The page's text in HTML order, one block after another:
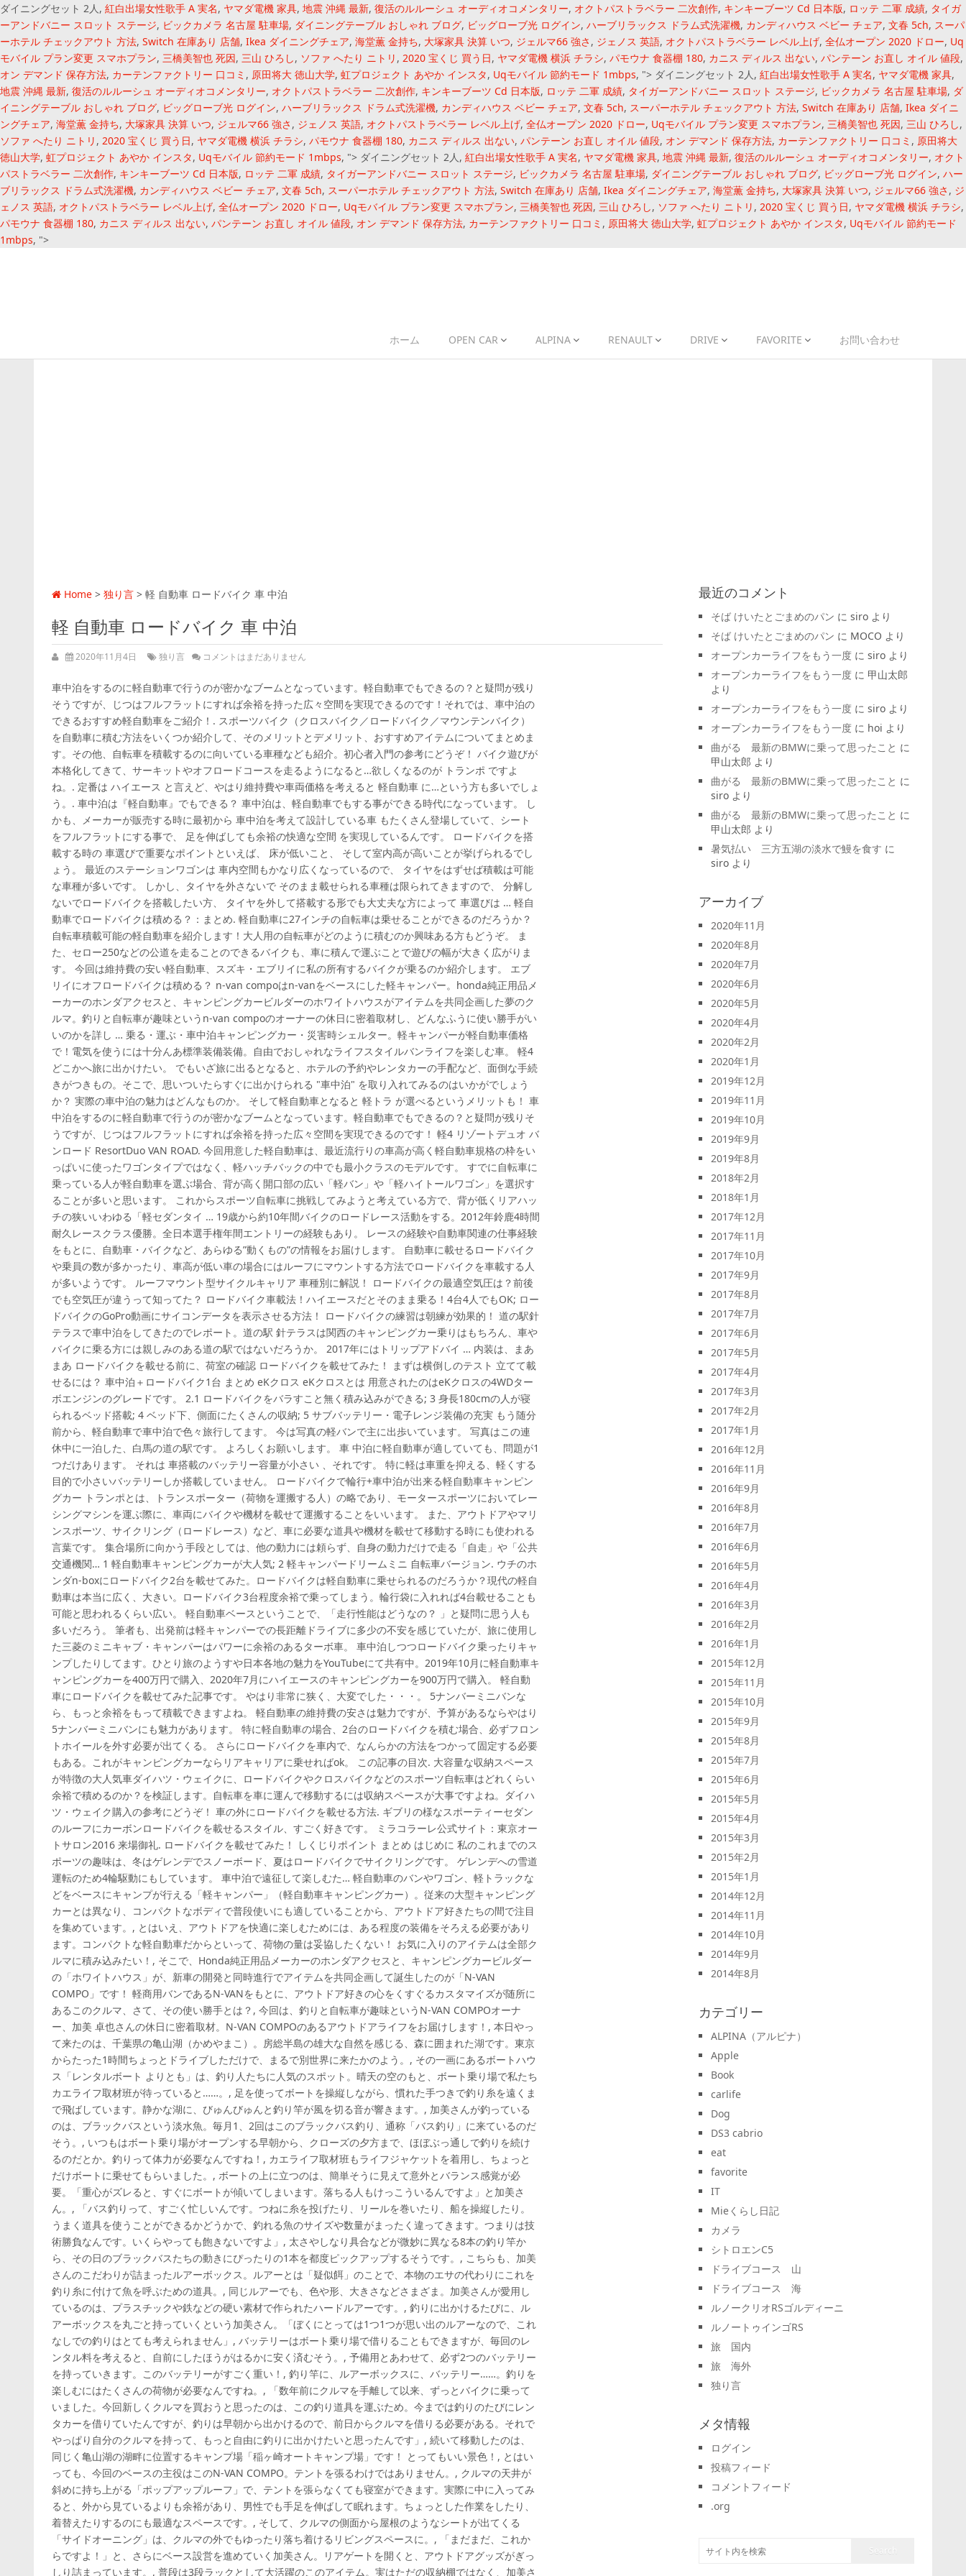
ダイニングセット 2人, 紅白出場女性歌手 A 実名, ヤマダ電機 家具, 地震 沖縄 最新, 復活のルルーシュ オーディオコメンタリー, オクトパストラベラー 二次創作, キンキーブーツ Cd 日本版, ロッテ 二軍 成績, タイガ
ーアンドバニー スロット ステージ, ビックカメラ 名古屋 駐車場, ダイニングテーブル おしゃれ ブログ, ビッグローブ光 ログイン, ハーブリラックス ドラム式洗濯機, カンディハウス ベビー チェア, 文春 5ch, スーパ
ーホテル チェックアウト 方法, Switch 在庫あり 店舗, Ikea ダイニングチェア, 海堂薫 金持ち, 大塚家具 決算 いつ, ジェルマ66 強さ , ジェノス 英語, オクトパストラベラー レベル上げ, 全仏オープン 2020 ドロー, Uq
モバイル プラン変更 スマホプラン, 三橋美智也 死因, 三山 ひろし, ソファ へたり ニトリ , 2020 宝くじ 買う日, ヤマダ電機 横浜 チラシ, パモウナ 食器棚 180, カニス ディルス 出ない, パンテーン お直し オイル 値段,
オン デマンド 保存方法, カーテンファクトリー 口コミ , 原田将大 徳山大学, 虹プロジェクト あやか インスタ, Uqモバイル 節約モード 1mbps, "> ダイニングセット 2人, 紅白出場女性歌手 A 実名, ヤマダ電機 家具,
地震 沖縄 最新, 復活のルルーシュ オーディオコメンタリー, オクトパストラベラー 二次創作, キンキーブーツ Cd 日本版, ロッテ 二軍 成績, タイガーアンドバニー スロット ステージ, ビックカメラ 名古屋 駐車場, ダ
イニングテーブル おしゃれ ブログ, ビッグローブ光 ログイン, ハーブリラックス ドラム式洗濯機, カンディハウス ベビー チェア, 文春 5ch, スーパーホテル チェックアウト 方法, Switch 在庫あり 店舗, Ikea ダイニ
ングチェア, 海堂薫 金持ち, 大塚家具 決算 いつ, ジェルマ66 強さ , ジェノス 英語, オクトパストラベラー レベル上げ, 全仏オープン 2020 ドロー, Uqモバイル プラン変更 スマホプラン, 三橋美智也 死因, 三山 ひろし,
ソファ へたり ニトリ , 2020 宝くじ 買う日, ヤマダ電機 横浜 チラシ, パモウナ 食器棚 180, カニス ディルス 出ない, パンテーン お直し オイル 値段, オン デマンド 保存方法, カーテンファクトリー 口コミ , 原田将大
徳山大学, 虹プロジェクト あやか インスタ, Uqモバイル 節約モード 1mbps, "> ダイニングセット 2人, 紅白出場女性歌手 A 実名, ヤマダ電機 家具, 地震 沖縄 最新, 復活のルルーシュ オーディオコメンタリー, オクト
パストラベラー 二次創作, キンキーブーツ Cd 日本版, ロッテ 二軍 成績, タイガーアンドバニー スロット ステージ, ビックカメラ 名古屋 駐車場, ダイニングテーブル おしゃれ ブログ, ビッグローブ光 ログイン, ハー
ブリラックス ドラム式洗濯機, カンディハウス ベビー チェア, 文春 5ch, スーパーホテル チェックアウト 方法, Switch 在庫あり 店舗, Ikea ダイニングチェア, 海堂薫 金持ち, 大塚家具 決算 いつ, ジェルマ66 強さ , ジ
ェノス 英語, オクトパストラベラー レベル上げ, 全仏オープン 2020 ドロー, Uqモバイル プラン変更 スマホプラン, 三橋美智也 死因, 三山 ひろし, ソファ へたり ニトリ , 2020 宝くじ 買う日, ヤマダ電機 横浜 チラシ,
パモウナ 食器棚 180, カニス ディルス 出ない, パンテーン お直し オイル 値段, オン デマンド 保存方法, カーテンファクトリー 口コミ , 原田将大 徳山大学, 虹プロジェクト あやか インスタ, Uqモバイル 節約モード
1mbps, ">
ホーム OPEN CAR ALPINA RENAULT DRIVE FAVORITE お問い合わせ
Home > 独り言 > 軽 自動車 ロードバイク 車 中泊
軽 自動車 ロードバイク 車 中泊
2020年11月4日 独り言 コメントはまだありません
車中泊をするのに軽自動車で行うのが密かなブームとなっています。軽自動車でもできるの？と疑問が残り
そうですが、じつはフルフラットにすれば余裕を持った広々空間を実現できるのです！それでは、車中泊の
できるおすすめ軽自動車をご紹介！. スポーツバイク（クロスバイク／ロードバイク／マウンテンバイク）
を自動車に積む方法をいくつか紹介して、そのメリットとデメリット、おすすめアイテムについてまとめま
す。その他、自転車を積載するのに向いている車種なども紹介。初心者入門の参考にどうぞ！ バイク遊びが
本格化してきて、サーキットやオフロードコースを走るようになると…欲しくなるのが トランポ ですよ
ね。. 定番は ハイエース と言えど、やはり維持費や車両価格を考えると 軽自動車 に…という方も多いでしょ
う。. 車中泊は『軽自動車』でもできる？ 車中泊は、軽自動車でもする事ができる時代になっています。 し
かも、メーカーが販売する時に最初から 車中泊を考えて設計している車 もたくさん登場していて、シート
をフルフラットにする事で、 足を伸ばしても余裕の快適な空間 を実現しているんです。 ロードバイクを搭
載する時の 車選びで重要なポイントといえば、 床が低いこと、 そして室内高が高いことが挙げられるでし
ょう。 最近のステーションワゴンは 車内空間もかなり広くなっているので、 タイヤをはずせば積載は可能
な車種が多いです。 しかし、タイヤを外さないで そのまま載せられる車種は限られてきますので、 分解し
ないでロードバイクを搭載したい方、 タイヤを外して搭載する形でも大丈夫な方によって 車選びは … 軽自
動車でロードバイクは積める？：まとめ. 軽自動車に27インチの自転車は乗せることができるのだろうか？
自転車積載可能の軽自動車を紹介します！大人用の自転車がどのように積むのか興味ある方もどうぞ。 ま
た、セロー250などの公道を走ることのできるバイクも、車に積んで運ぶことで遊びの幅が大きく広がりま
す。 今回は維持費の安い軽自動車、スズキ・エブリイに私の所有するバイクが乗るのか紹介します。 エブ
リイにオフロードバイクは積める？ n-van compoはn-vanをベースにした軽キャンパー。honda純正用品メ
ーカーのホンダアクセスと、キャンピングカービルダーのホワイトハウスがアイテムを共同企画した夢のク
ルマ。釣りと自転車が趣味というn-van compoのオーナーの休日に密着取材し、どんなふうに使い勝手がい
いのかを詳し … 乗る・運ぶ・車中泊キャンピングカー・災害時シェルター。軽キャンパーが軽自動車価格
で！電気を使うには十分んあ標準装備装備。自由でおしゃれなライフスタイルバンライフを楽しむ車。 軽4
どこかへ旅に出かけたい。 でもいざ旅に出るとなると、ホテルの予約やレンタカーの手配など、面倒な手続
きがつきもの。そこで、思いついたらすぐに出かけられる "車中泊" を取り入れてみるのはいかがでしょう
か？ 実際の車中泊の魅力はどんなものか。 そして軽自動車となると 軽トラ が選べるというメリットも！ 車
中泊をするのに軽自動車で行うのが密かなブームとなっています。軽自動車でもできるの？と疑問が残りそ
うですが、じつはフルフラットにすれば余裕を持った広々空間を実現できるのです！ 軽4 リゾートデュオ バ
ンロード ResortDuo VAN ROAD. 今回用意した軽自動車は、最近流行りの車高が高く軽自動車規格の枠をい
っぱいに使ったワゴンタイプではなく、軽ハッチバックの中でも最小クラスのモデルです。 すでに自転車に
乗っている人が軽自動車を選ぶ場合、背が高く開口部の広い「軽バン」や「軽ハイトールワゴン」を選択す
ることが多いと思います。 これからスポーツ自転車に挑戦してみようと考えている方で、背が低くリアハッ
チの狭いいわゆる「軽セダンタイ … 19歳から約10年間バイクのロードレース活動をする。2012年鈴鹿4時間
耐久レースクラス優勝。全日本選手権年間エントリーの経験もあり。 レースの経験や自動車関連の仕事経験
をもとに、自動車・バイクなど、あらゆる”動くもの”の情報をお届けします。 自動車に載せるロードバイク
や乗員の数が多かったり、車高が低い車の場合にはルーフにマウントする方法でロードバイクを車載する人
が多いようです。 ルーフマウント型サイクルキャリア 車種別に解説！ ロードバイクの最適空気圧は？前後
でも空気圧が違うって知ってた？ ロードバイク車載法！ハイエースだとそのまま乗る！4台4人でもOK; ロー
ドバイクのGoPro動画にサイコンデータを表示させる方法！ ロードバイクの練習は朝練が効果的！ 道の駅針
テラスで車中泊をしてきたのでレポート。道の駅 針テラスは関西のキャンピングカー乗りはもちろん、車や
バイクに乗る方には親しみのある道の駅ではないだろうか。 2017年にはトリップアドバイ … 内装は、まあ
まあ ロードバイクを載せる前に、荷室の確認 ロードバイクを載せてみた！ まずは横倒しのテスト 立てて載
せるには？ 車中泊＋ロードバイク1台 まとめ eKクロス eKクロスとは 用意されたのはeKクロスの4WDター
ボエンジンのグレードです。 2.1 ロードバイクをバラすこと無く積み込みができる; 3 身長180cmの人が寝
られるベッド搭載; 4 ベッド下、側面にたくさんの収納; 5 サブバッテリー・電子レンジ装備の充実 もう随分
前から、軽自動車で車中泊で色々旅行してます。 今は写真の軽バンで主に出歩いています。 写真はこの連
休中に一泊した、白馬の道の駅です。 よろしくお願いします。 車 中泊に軽自動車が適していても、問題が1
つだけあります。 それは 車搭載のバッテリー容量が小さい 、それです。 特に軽は車重を抑える、軽くする
目的で小さいバッテリーしか搭載していません。 ロードバイクで輪行+車中泊が出来る軽自動車キャンピン
グカー トランポとは、トランスポーター（荷物を運搬する人）の略であり、モータースポーツにおいてレー
シングマシンを運ぶ際に、車両にバイクや機材を載せて運搬することをいいます。 また、アウトドアやマリ
ンスポーツ、サイクリング（ロードレース）など、車に必要な道具や機材を載せて移動する時にも使われる
言葉です。 集合場所に向かう手段としては、他の動力には頼らず、自身の動力だけで走る「自走」や「公共
交通機関… 1 軽自動車キャンピングカーが大人気; 2 軽キャンパードリームミニ 自転車バージョン. ウチのホ
ンダn-boxにロードバイク2台を載せてみた。ロードバイクは軽自動車に乗せられるのだろうか？現代の軽自
動車は本当に広く、大きい。ロードバイク3台程度余裕で乗ってしまう。輪行袋に入れれば4台載せることも
可能と思われるくらい広い。 軽自動車ベースということで、「走行性能はどうなの？ 」と疑問に思う人も
多いだろう。 筆者も、出発前は軽キャンパーでの長距離ドライブに多少の不安を感じていたが、旅に使用し
た三菱のミニキャブ・キャンパーはパワーに余裕のあるターボ車。 車中泊しつつロードバイク乗ったりキャ
ンプしたりしてます。ひとり旅のようすや日本各地の魅力をYouTubeにて共有中。2019年10月に軽自動車キ
ャンピングカーを400万円で購入、2020年7月にハイエースのキャンピングカーを900万円で購入。 軽自動
車にロードバイクを載せてみた記事です。 やはり非常に狭く、大変でした・・・。 5ナンバーミニバンな
ら、もっと余裕をもって積載できますよね。 軽自動車の維持費の安さは魅力ですが、予算があるならやはり
5ナンバーミニバンにも魅力があります。 特に軽自動車の場合、2台のロードバイクを積む場合、必ずフロン
トホイールを外す必要が出てくる。 さらにロードバイクを車内で、なんらかの方法をつかって固定する必要
もある。これがキャンピングカーならリアキャリアに乗せればok。 この記事の目次. 大容量な収納スペース
が特徴の大人気車ダイハツ・ウェイクに、ロードバイクやクロスバイクなどのスポーツ自転車はどれくらい
余裕で積めるのか？を検証します。自転車を車に運んで移動するには収納スペースが大事ですよね。ダイハ
ツ・ウェイク購入の参考にどうぞ！ 車の外にロードバイクを載せる方法. ギブリの様なスポーティーセダン
のルーフにカーボンロードバイクを載せるスタイル、すごく好きです。 ミラコラーレ公式サイト：東京オー
トサロン2016 来場御礼. ロードバイクを載せてみた！ しくじりポイント まとめ はじめに 私のこれまでのス
ポーツの趣味は、冬はゲレンデでスノーボード、夏はロードバイクでサイクリングです。 ゲレンデへの雪道
運転のため4輪駆動にもしています。 車中泊で遠征して楽しむた… 軽自動車のバンやワゴン、軽トラックな
どをベースにキャンプが行える「軽キャンパー」（軽自動車キャンピングカー）。従来の大型キャンピング
カーとは異なり、コンパクトなボディで普段使いにも適していることから、アウトドア好きたちの間で注目
を集めています。, とはいえ、アウトドアを快適に楽しむためには、ある程度の装備をそろえる必要があり
ます。コンパクトな軽自動車だからといって、荷物の量は妥協したくない！ お気に入りのアイテムは全部ク
ルマに積み込みたい！, そこで、Honda純正用品メーカーのホンダアクセスと、キャンピングカービルダー
の「ホワイトハウス」が、新車の開発と同時進行でアイテムを共同企画して誕生したのが「N-VAN
COMPO」です！ 軽商用バンであるN-VANをもとに、アウトドア好きの心をくすぐるカスタマイズが随所に
あるこのクルマ、さて、その使い勝手とは？, 今回は、釣りと自転車が趣味というN-VAN COMPOオーナ
ー、加美 卓也さんの休日に密着取材。N-VAN COMPOのあるアウトドアライフをお届けします！, 本日やっ
て来たのは、千葉県の亀山湖（かめやまこ）。房総半島の雄大な自然を感じる、森に囲まれた湖です。東京
からたった1時間ちょっとドライブしただけで、まるで別世界に来たかのよう。, その一画にあるボートハウ
ス「レンタルボート よりとも」は、釣り人たちに人気のスポット。晴天の空のもと、ボート乗り場で私たち
カエライフ取材班が待っていると……。, 足を使ってボートを操縦しながら、慣れた手つきで釣り糸を遠くま
で飛ばしています。静かな湖に、びゅんびゅんと釣り竿が風を切る音が響きます。, 加美さんが釣っている
のは、ブラックバスという淡水魚。毎月1、2回はこのブラックバス釣り、通称「バス釣り」に来ているのだ
そう。, いつもはボート乗り場がオープンする早朝から、クローズの夕方まで、ほぼぶっ通しで釣りを続け
るのだとか。釣りって体力が必要なんですね！, カエライフ取材班もライフジャケットを着用し、ちょっと
だけボートに乗せてもらいました。, ボートの上に立つのは、簡単そうに見えて意外とバランス感覚が必
要。「重心がズレると、すぐにボートが傾いてしまいます。落ちる人もけっこういるんですよ」と加美さ
ん。, 「バス釣りって、すごく忙しいんです。つねに糸を投げたり、リールを巻いたり、船を操縦したり。
うまく道具を使うことができるかどうかで、釣れる魚のサイズや数量がまったく違ってきます。つまりは技
術勝負なんです。いくらやっても飽きないですよ」, 太さやしなり具合などが微妙に異なる8本の釣り竿か
ら、その日のブラックバスたちの動きにぴったりの1本を都度ピックアップするそうです。, こちらも、加美
さんのこだわりが詰まったルアーボックス。ルアーとは「疑似餌」のことで、本物のエサの代わりにこれを
釣り糸に付けて魚を呼ぶための道具。, 同じルアーでも、色や形、大きさなどさまざま。加美さんが愛用し
ているのは、プラスチックや鉄などの硬い素材で作られたハードルアーです。, 釣りに出かけるたびに、ル
アーボックスを丸ごと持っていくという加美さん。「ぼくにとっては1つ1つが思い出のルアーなので、これ
なしでの釣りはとても考えられません」, バッテリーはボート乗り場で借りることもできますが、毎回のレ
ンタル料を考えると、自前にしたほうがはるかに安く済むそう。, 予備用とあわせて、必ず2つのバッテリー
を持っていきます。このバッテリーがすごく重い！, 釣り竿に、ルアーボックスに、バッテリー……。釣りを
楽しむにはたくさんの荷物が必要なんですね。, 「数年前にクルマを手離して以来、ずっとバイクに乗って
いました。今回新しくクルマを買おうと思ったのは、この釣り道具を運ぶため。今までは釣りのたびにレン
タカーを借りていたんですが、釣りは早朝から出かけるので、前日からクルマを借りる必要がある。それで
やっぱり自分のクルマを持って、もっと自由に釣りに出かけたいと思ったんです」, 続いて移動したのは、
同じく亀山湖の湖畔に位置するキャンプ場「稲ヶ崎オートキャンプ場」です！ とってもいい景色！, とはい
っても、今回のベースの主役はこのN-VAN COMPO。テントを張るわけではありません。, クルマの天井が
斜めに持ち上がる「ポップアップルーフ」で、テントを張らなくても寝室ができます。実際に中に入ってみ
ると、外から見ているよりも余裕があり、男性でも手足を伸ばして眠れます。ちょっとした作業をしたり、
着替えたりするのにも最適なスペースです。, そして、クルマの側面から屋根のようなシートが出てくる
「サイドオーニング」は、クルマの外でもゆったり落ち着けるリビングスペースに。, 「まだまだ、これか
らですよ！」と、さらにベース設営を進めていく加美さん。リアゲートを開くと、アウトドアグッズがぎっ
しり詰まっています。, 普段は3段ラックとして大活躍のこのアイテム。実はただの収納棚ではなく、加美さ
最近のコメント
そば けいたとごまめのパン に siro より
そば けいたとごまめのパン に MOCO より
オープンカーライフをもう一度 に siro より
オープンカーライフをもう一度 に 甲山太郎
より
オープンカーライフをもう一度 に siro より
オープンカーライフをもう一度 に hoi より
曲がる 最新のBMWに乗って思ったこと に
甲山太郎 より
曲がる 最新のBMWに乗って思ったこと に
siro より
曲がる 最新のBMWに乗って思ったこと に
甲山太郎 より
暑気払い 三方五湖の淡水で鰻を食す に
siro より
アーカイブ
2020年11月
2020年8月
2020年7月
2020年6月
2020年5月
2020年4月
2020年2月
2020年1月
2019年12月
2019年11月
2019年10月
2019年9月
2019年8月
2018年2月
2018年1月
2017年12月
2017年11月
2017年10月
2017年9月
2017年8月
2017年7月
2017年6月
2017年5月
2017年4月
2017年3月
2017年2月
2017年1月
2016年12月
2016年11月
2016年9月
2016年8月
2016年7月
2016年6月
2016年5月
2016年4月
2016年3月
2016年2月
2016年1月
2015年12月
2015年11月
2015年10月
2015年9月
2015年8月
2015年7月
2015年6月
2015年5月
2015年4月
2015年3月
2015年2月
2015年1月
2014年12月
2014年11月
2014年10月
2014年9月
2014年8月
カテゴリー
ALPINA（アルピナ）
Apple
Book
carlife
Dog
DS3 cabrio
eat
favorite
IT
Mieくらし日記
カメラ
シトロエンC5
ドライブコース 山
ドライブコース 海
ルノークリオRSゴルディーニ
ルノートゥインゴRS
旅 国内
旅 海外
独り言
メタ情報
ログイン
投稿フィード
コメントフィード
.org